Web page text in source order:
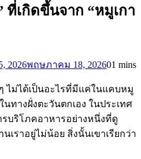
เกิดขึ้นจาก “หมูเกา
2026พฤษภาคม 18, 202601 mins
ไม่ได้เป็นอะไรที่มีแค่ในแคบหมู
นทางฝั่งตะวันตกเอง ในประเทศ
รบริโภคอาหารอย่างหนึ่งที่ดู
ราอยู่ไม่น้อย สิ่งนั้นเขาเรียกว่า